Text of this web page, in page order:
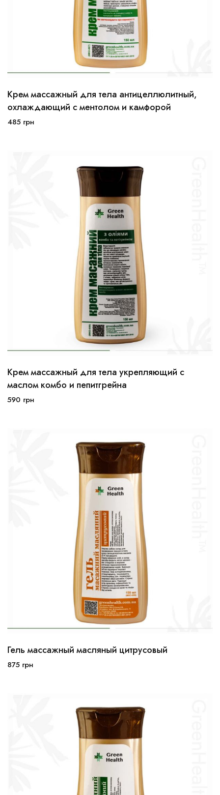
Крем массажный для тела антицеллюлитный,
охлаждающий с ментолом и камфорой
485 грн
Крем массажный для тела укрепляющий с
маслом комбо и пепитгрейна
590 грн
Гель массажный масляный цитрусовый
875 грн